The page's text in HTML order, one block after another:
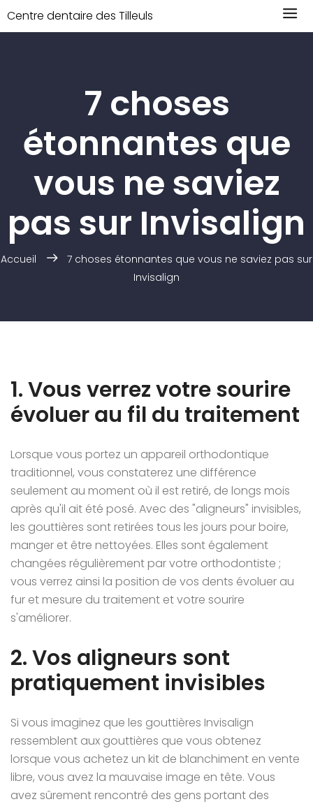
Centre dentaire des Tilleuls
7 choses
étonnantes que
vous ne saviez
pas sur Invisalign
Accueil
7 choses étonnantes que vous ne saviez pas sur
Invisalign
1. Vous verrez votre sourire
évoluer au fil du traitement
Lorsque vous portez un appareil orthodontique
traditionnel, vous constaterez une différence
seulement au moment où il est retiré, de longs mois
après qu'il ait été posé. Avec des "aligneurs" invisibles,
les gouttières sont retirées tous les jours pour boire,
manger et être nettoyées. Elles sont également
changées régulièrement par votre orthodontiste ;
vous verrez ainsi la position de vos dents évoluer au
fur et mesure du traitement et votre sourire
s'améliorer.
2. Vos aligneurs sont
pratiquement invisibles
Si vous imaginez que les gouttières Invisalign
ressemblent aux gouttières que vous obtenez
lorsque vous achetez un kit de blanchiment en vente
libre, vous avez la mauvaise image en tête. Vous
avez sûrement rencontré des gens portant des